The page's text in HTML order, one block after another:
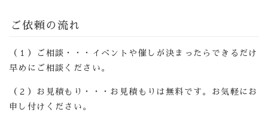
ご依頼の流れ
（１）ご相談・・・イベントや催しが決まったらできるだけ
早めにご相談ください。
（２）お見積もり・・・お見積もりは無料です。お気軽にお
申し付けください。